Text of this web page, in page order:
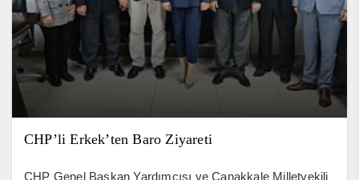
CHP’li Erkek’ten Baro Ziyareti
CHP Genel Başkan Yardımcısı ve Çanakkale Milletvekili